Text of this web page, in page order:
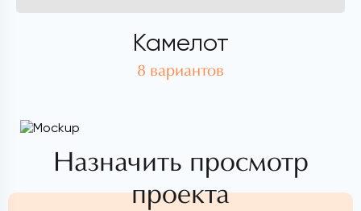
Камелот
8 вариантов
Назначить просмотр
проекта